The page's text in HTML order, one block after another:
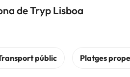
de Tryp Lisboa